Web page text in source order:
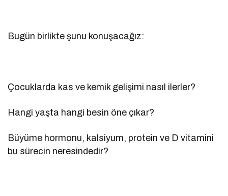
Bugün birlikte şunu konuşacağız:
Çocuklarda kas ve kemik gelişimi nasıl ilerler?
Hangi yaşta hangi besin öne çıkar?
Büyüme hormonu, kalsiyum, protein ve D vitamini
bu sürecin neresindedir?